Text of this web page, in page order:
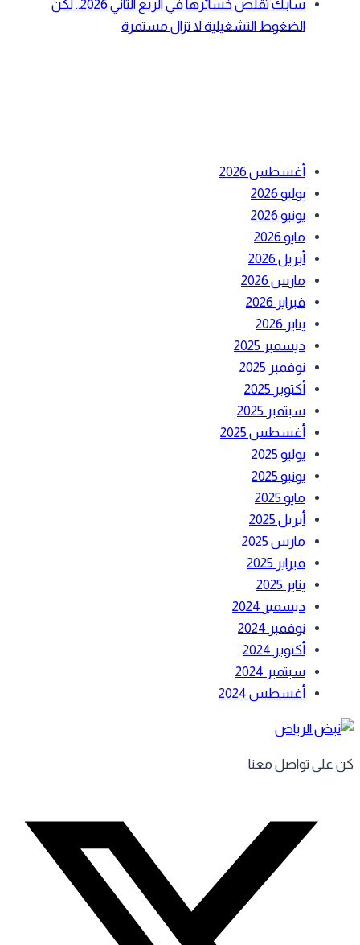
سابك تقلص خسائرها في الربع الثاني 2026.. لكن
الضغوط التشغيلية لا تزال مستمرة
أغسطس 2026
يوليو 2026
يونيو 2026
مايو 2026
أبريل 2026
مارس 2026
فبراير 2026
يناير 2026
ديسمبر 2025
نوفمبر 2025
أكتوبر 2025
سبتمبر 2025
أغسطس 2025
يوليو 2025
يونيو 2025
مايو 2025
أبريل 2025
مارس 2025
فبراير 2025
يناير 2025
ديسمبر 2024
نوفمبر 2024
أكتوبر 2024
سبتمبر 2024
أغسطس 2024
على تواصل معنا